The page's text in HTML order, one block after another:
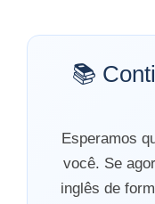
📚
Esperamos
você. Se
inglês de